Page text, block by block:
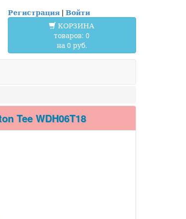
Регистрация| Войти
КОРЗИНА
товаров: 0
на 0 руб.
WDH06T18